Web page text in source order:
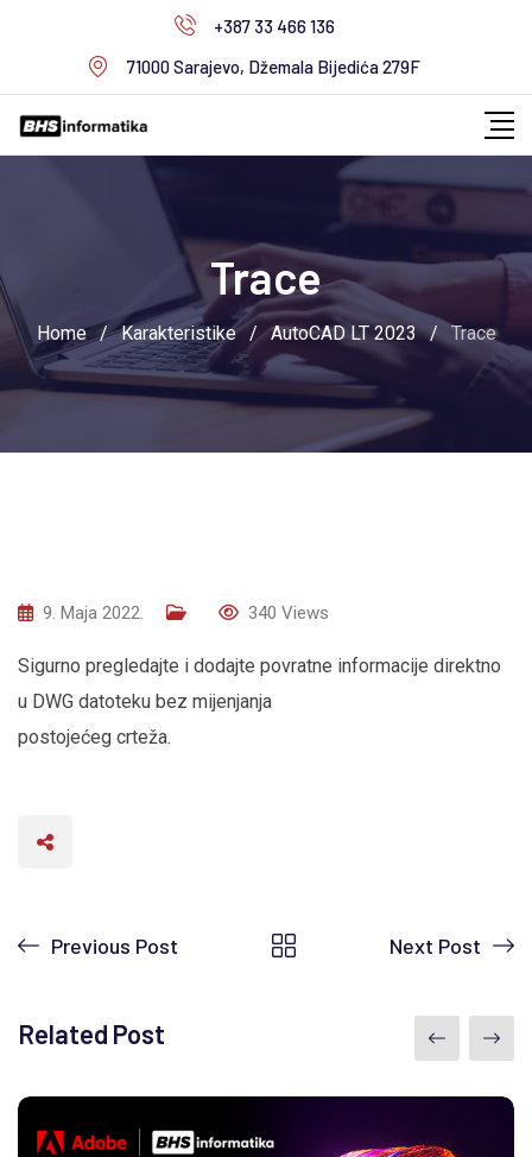
+387 33 466 136
71000 Sarajevo, Džemala Bijedića 279F
Trace
Home / Karakteristike / AutoCAD LT 2023 / Trace
9. Maja 2022. 340 Views
Sigurno pregledajte i dodajte povratne informacije direktno
u DWG datoteku bez mijenjanja
postojećeg crteža.
Previous Post Next Post
Related Post